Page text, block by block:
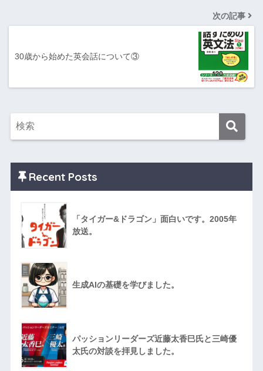
次の記事
30歳から始めた英会話について③
Recent Posts
「タイガー&ドラゴン」面白いです。2005年
放送。
生成AIの基礎を学びました。
パッションリーダーズ近藤太香巳氏と三崎優
太氏の対談を拝見しました。